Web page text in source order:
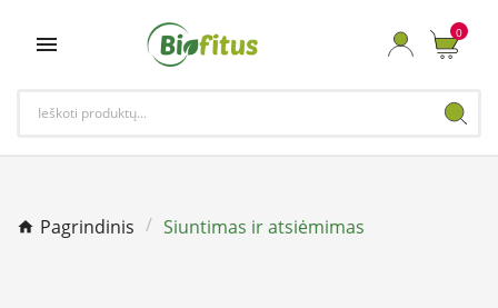
 0
Pagrindinis Siuntimas ir atsiėmimas